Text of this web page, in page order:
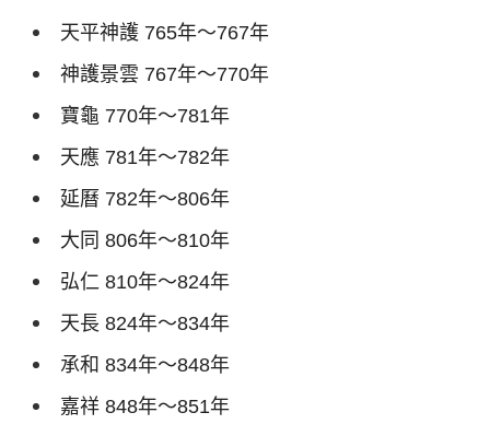
天平神護 765年～767年
神護景雲 767年～770年
寶龜 770年～781年
天應 781年～782年
延曆 782年～806年
大同 806年～810年
弘仁 810年～824年
天長 824年～834年
承和 834年～848年
嘉祥 848年～851年